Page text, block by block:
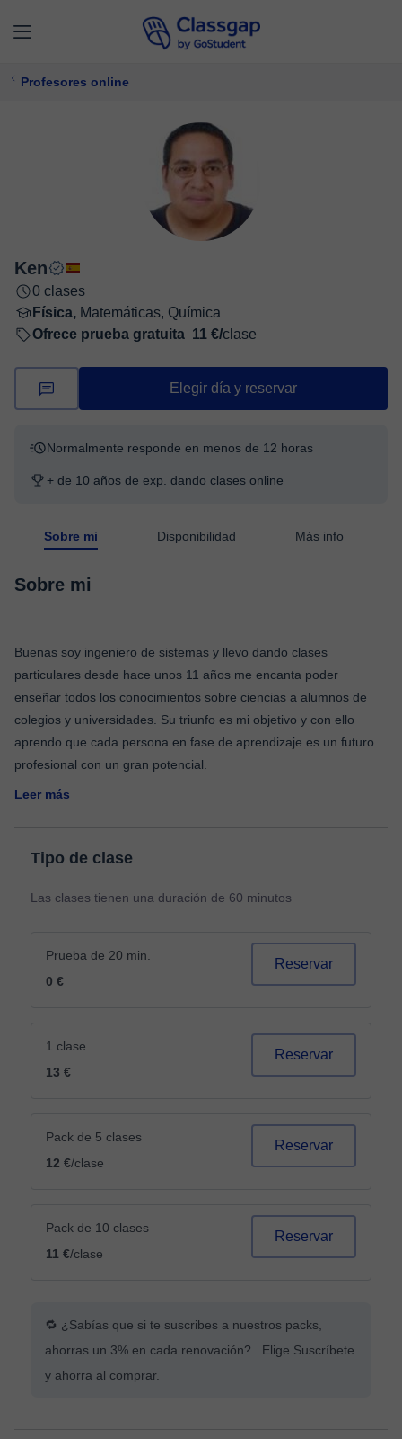
Profesores online
Ken
0 clases
Física, Matemáticas, Química
Ofrece prueba gratuita 11 €/clase
Elegir día y reservar
Normalmente responde en menos de 12 horas
+ de 10 años de exp. dando clases online
Sobre mi Disponibilidad Más info
Sobre mi
Buenas soy ingeniero de sistemas y llevo dando clases
particulares desde hace unos 11 años me encanta poder
enseñar todos los conocimientos sobre ciencias a alumnos de
colegios y universidades. Su triunfo es mi objetivo y con ello
aprendo que cada persona en fase de aprendizaje es un futuro
Leer más
Tipo de clase
Las clases tienen una duración de 60 minutos
Prueba de 20 min.
0 €
Reservar
1 clase
13 €
Reservar
Pack de 5 clases
12 €/clase
Reservar
Pack de 10 clases
11 €/clase
Reservar
🔁 ¿Sabías que si te suscribes a nuestros packs,
ahorras un 3% en cada renovación? Elige Suscríbete
y ahorra al comprar.